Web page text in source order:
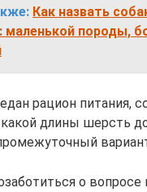
Как назвать
маленькой породы,
рацион питания,
длины шерсть
о